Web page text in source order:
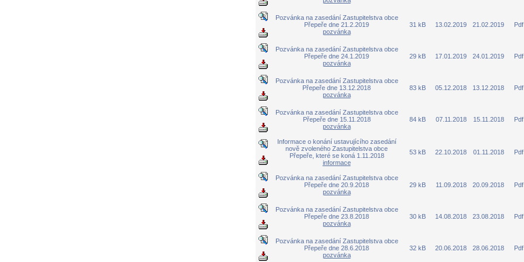
Pozvánka na zasedání Zastupitelstva obce
Přepeře dne 21.2.2019
pozvánka
31 kB 13.02.2019 21.02.2019 Pdf
Pozvánka na zasedání Zastupitelstva obce
Přepeře dne 24.1.2019
pozvánka
29 kB 17.01.2019 24.01.2019 Pdf
Pozvánka na zasedání Zastupitelstva obce
Přepeře dne 13.12.2018
pozvánka
83 kB 05.12.2018 13.12.2018 Pdf
Pozvánka na zasedání Zastupitelstva obce
Přepeře dne 15.11.2018
pozvánka
84 kB 07.11.2018 15.11.2018 Pdf
Informace o konání ustavujícího zasedání
nově zvoleného Zastupitelstva obce
Přepeře, které se koná 1.11.2018
informace
53 kB 22.10.2018 01.11.2018 Pdf
Pozvánka na zasedání Zastupitelstva obce
Přepeře dne 20.9.2018
pozvánka
29 kB 11.09.2018 20.09.2018 Pdf
Pozvánka na zasedání Zastupitelstva obce
Přepeře dne 23.8.2018
pozvánka
30 kB 14.08.2018 23.08.2018 Pdf
Pozvánka na zasedání Zastupitelstva obce
Přepeře dne 28.6.2018
pozvánka
32 kB 20.06.2018 28.06.2018 Pdf